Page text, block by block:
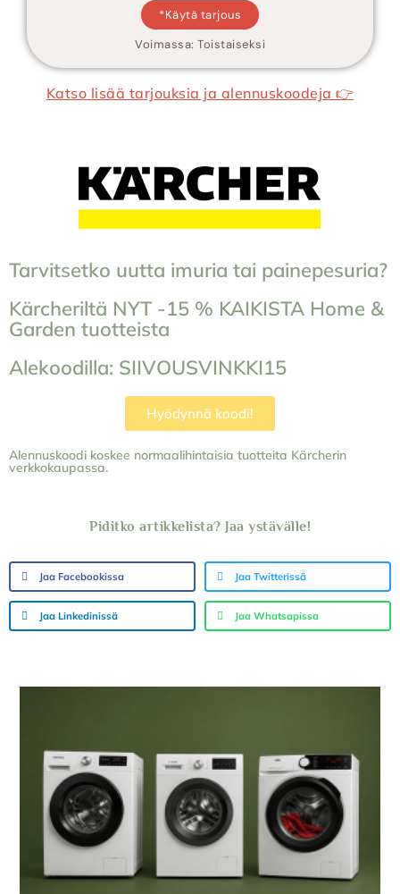
*Käytä tarjous
Voimassa: Toistaiseksi
Katso lisää tarjouksia ja alennuskoodeja 👉
Tarvitsetko uutta imuria tai painepesuria?
Kärcheriltä NYT -15 % KAIKISTA Home &
Garden tuotteista
Alekoodilla: SIIVOUSVINKKI15
Hyödynnä koodi!
Alennuskoodi koskee normaalihintaisia tuotteita Kärcherin
verkkokaupassa.
Piditko artikkelista? Jaa ystävälle!
Jaa Facebookissa Jaa Twitterissä
Jaa Linkedinissä Jaa Whatsapissa